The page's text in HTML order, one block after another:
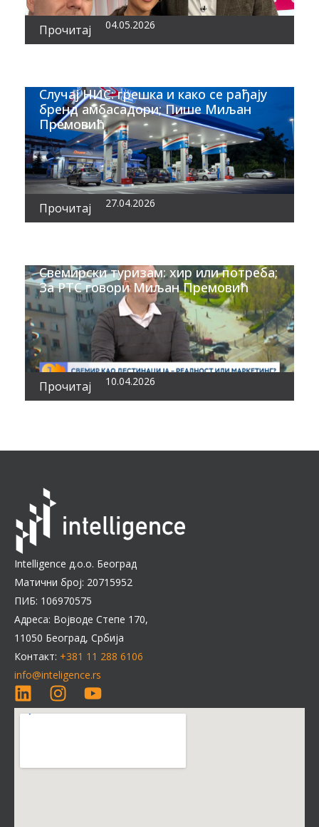
Прочитај 04.05.2026
Случај НИС: грешка и како се рађају
бренд амбасадори; Пише Миљан
Премовић
Прочитај 27.04.2026
Свемирски туризам: хир или потреба;
За РТС говори Миљан Премовић
Прочитај 10.04.2026
Intelligence д.о.о. Београд
Матични број: 20715952
ПИБ: 106970575
Адреса: Војводе Степе 170,
11050 Београд, Србија
Контакт: +381 11 288 6106
info@inteligence.rs